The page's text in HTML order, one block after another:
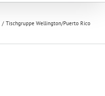
Tischgruppe Wellington/Puerto Rico